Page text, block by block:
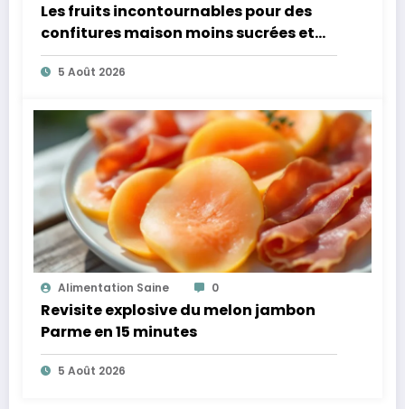
Les fruits incontournables pour des
confitures maison moins sucrées et
plus légères
5 Août 2026
Alimentation Saine 0
Revisite explosive du melon jambon
Parme en 15 minutes
5 Août 2026